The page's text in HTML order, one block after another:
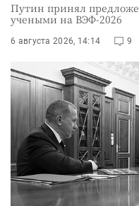
Путин принял
учеными на ВЭФ-2026
6 августа 2026, 14:14 9